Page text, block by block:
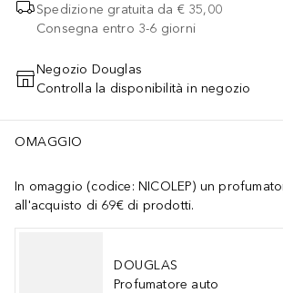
Spedizione gratuita da € 35,00
Consegna entro 3-6 giorni
AGGIUNGI AL CARRELLO
Negozio Douglas
Controlla la disponibilità in negozio
OMAGGIO
In omaggio (codice: NICOLEP) un
all'acquisto di 69€ di prodotti.
DOUGLAS
Profumatore auto